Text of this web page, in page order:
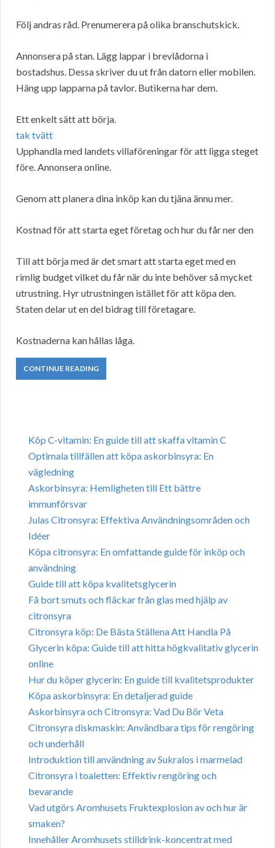
Följ andras råd. Prenumerera på olika branschutskick.
Annonsera på stan. Lägg lappar i brevlådorna i
bostadshus. Dessa skriver du ut från datorn eller mobilen.
Häng upp lapparna på tavlor. Butikerna har dem.
Ett enkelt sätt att börja.
tak tvätt
Upphandla med landets villaföreningar för att ligga steget
före. Annonsera online.
Genom att planera dina inköp kan du tjäna ännu mer.
Kostnad för att starta eget företag och hur du får ner den
Till att börja med är det smart att starta eget med en
rimlig budget vilket du får när du inte behöver så mycket
utrustning. Hyr utrustningen istället för att köpa den.
Staten delar ut en del bidrag till företagare.
Kostnaderna kan hållas låga.
CONTINUE READING
Köp C-vitamin: En guide till att skaffa vitamin C
Optimala tillfällen att köpa askorbinsyra: En
vägledning
Askorbinsyra: Hemligheten till Ett bättre
immunförsvar
Julas Citronsyra: Effektiva Användningsområden och
Idéer
Köpa citronsyra: En omfattande guide för inköp och
användning
Guide till att köpa kvalitetsglycerin
Få bort smuts och fläckar från glas med hjälp av
citronsyra
Citronsyra köp: De Bästa Ställena Att Handla På
Glycerin köpa: Guide till att hitta högkvalitativ glycerin
online
Hur du köper glycerin: En guide till kvalitetsprodukter
Köpa askorbinsyra: En detaljerad guide
Askorbinsyra och Citronsyra: Vad Du Bör Veta
Citronsyra diskmaskin: Användbara tips för rengöring
och underhåll
Introduktion till användning av Sukralos i marmelad
Citronsyra i toaletten: Effektiv rengöring och
bevarande
Vad utgörs Aromhusets Fruktexplosion av och hur är
smaken?
Innehåller Aromhusets stilldrink-koncentrat med